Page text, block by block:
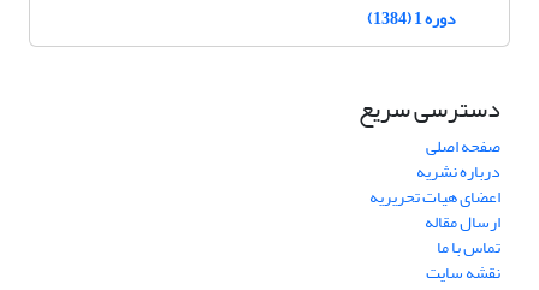
دوره 1 (1384)
دسترسی سریع
صفحه اصلی
درباره نشریه
اعضای هیات تحریریه
ارسال مقاله
تماس با ما
نقشه سایت